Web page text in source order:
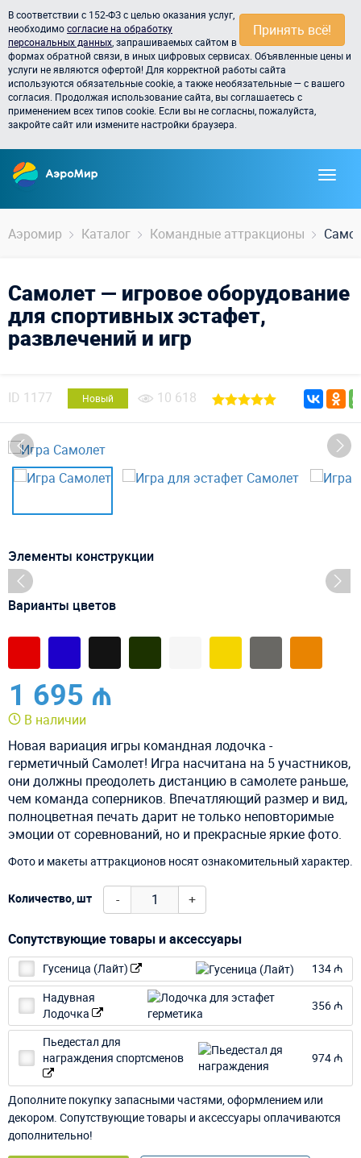
Принять всё!
В соответствии с 152-ФЗ с целью оказания услуг,
необходимосогласие на обработку
персональных данных , запрашиваемых сайтом в
формах обратной связи, в иных цифровых сервисах. Объявленные цены и
услуги не являются офертой! Для корректной работы сайта
используются обязательные cookie, а также необязательные — с вашего
согласия. Продолжая использование сайта, вы соглашаетесь с
применением всех типов cookie. Если вы не согласны, пожалуйста,
закройте сайт или измените настройки браузера.
Аэромир Каталог Командные аттракционы
Самолет — игровое оборудование
для спортивных эстафет,
развлечений и игр
ID 1177 Новый 10 618
Элементы конструкции
Варианты цветов
1 695 ₼
В наличии
Новая вариация игры командная лодочка -
герметичный Самолет! Игра насчитана на 5 участников,
они должны преодолеть дистанцию в самолете раньше,
чем команда соперников. Впечатляющий размер и вид,
полноцветная печать дарит не только неповторимые
эмоции от соревнований, но и прекрасные яркие фото.
Фото и макеты аттракционов носят ознакомительный характер.
Количество, шт - +
Сопутствующие товары и аксессуары
Гусеница (Лайт)
134 ₼
Надувная
Лодочка
356 ₼
Пьедестал для
награждения спортсменов
974 ₼
Дополните покупку запасными частями, оформлением или
декором. Сопутствующие товары и аксессуары оплачиваются
дополнительно!